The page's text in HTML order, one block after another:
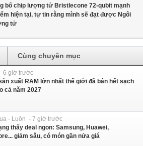
bố chip lượng tử Bristlecone 72-qubit mạnh
hiện tại, tự tin rằng mình sẽ đạt được Ngôi
tử
Cùng chuyên mục
6 giờ trước
xuất RAM lớn nhất thế giới đã bán hết sạch
cả năm 2027
- Luôn - 7 giờ trước
thấy deal ngon: Samsung, Huawei,
giảm sâu, có món gần nửa giá